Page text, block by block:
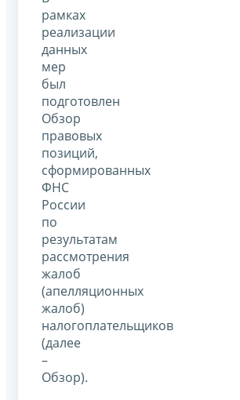
рамках
реализации
данных
мер
был
подготовлен
Обзор
правовых
позиций,
сформированных
ФНС
России
по
результатам
рассмотрения
жалоб
(апелляционных
жалоб)
налогоплательщиков
(далее
–
Обзор).